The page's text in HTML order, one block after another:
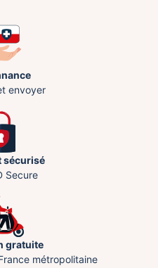
envoyer
sécurisé
Secure
gratuite
métropolitaine